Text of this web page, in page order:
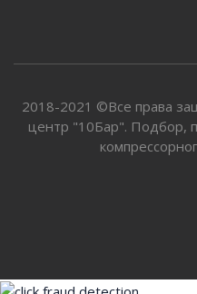
2018-2021 ©Все права
центр "10Бар". Подбор,